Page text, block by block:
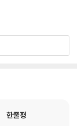
었다.
자연의 자식들이기 때
한 원시림의 그늘진
위에서, 보석 박힌 드
킨 반면,
다. 각각의 훌륭한 존
괴할 가능성이 크기
한줄평